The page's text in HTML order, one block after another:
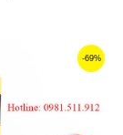
-69%